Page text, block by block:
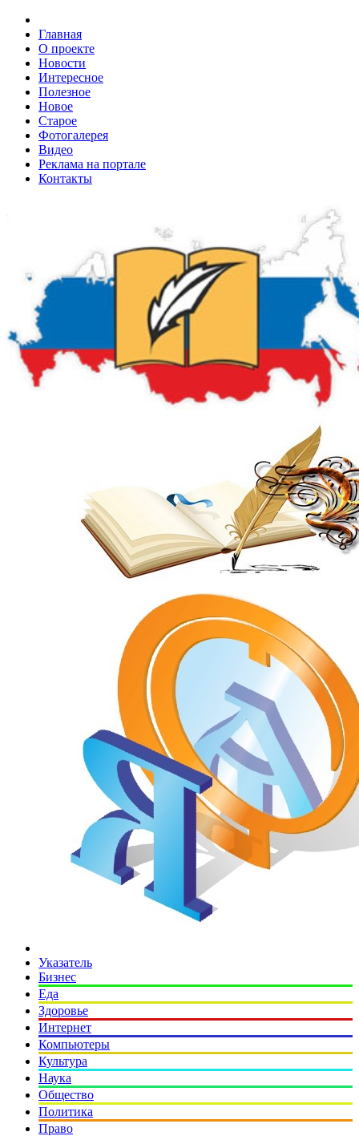
Главная
О проекте
Новости
Интересное
Полезное
Новое
Старое
Фотогалерея
Видео
Реклама на портале
Контакты
Указатель
Бизнес
Еда
Здоровье
Интернет
Компьютеры
Культура
Наука
Общество
Политика
Право